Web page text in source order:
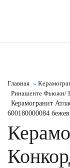
Главная
Ринашенте Фьюжн/
Керамогранит
600180000084